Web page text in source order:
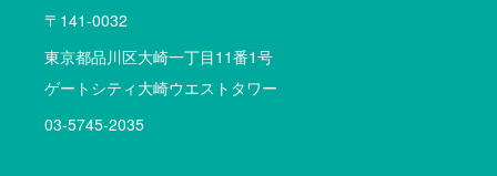
〒141-0032
東京都品川区大崎一丁目11番1号
ゲートシティ大崎ウエストタワー
03-5745-2035